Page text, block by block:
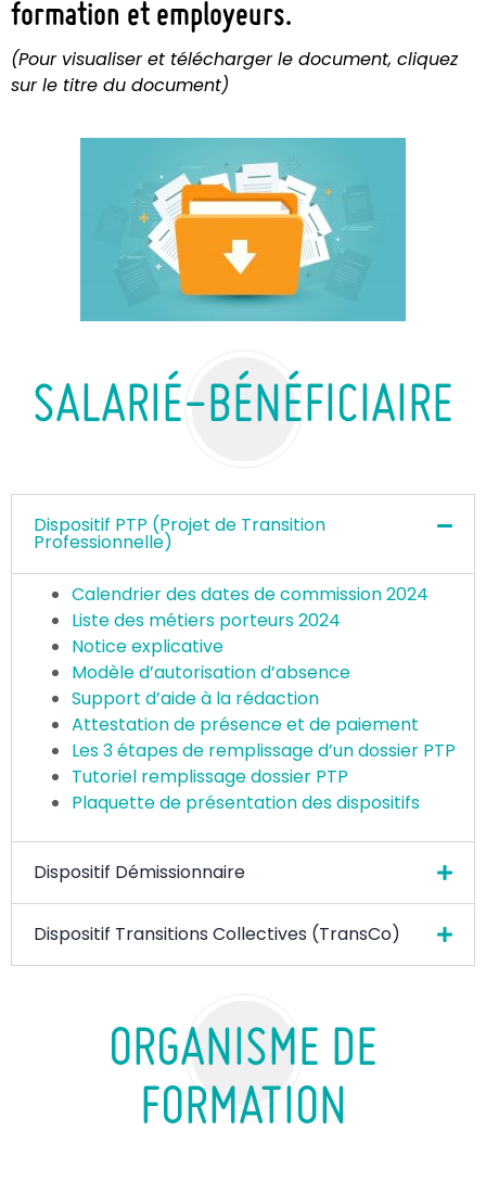
formation et employeurs.
(Pour visualiser et télécharger le document, cliquez
sur le titre du document)
SALARIÉ-BÉNÉFICIAIRE
Dispositif PTP (Projet de Transition
Professionnelle)
Calendrier des dates de commission 2024
Liste des métiers porteurs 2024
Notice explicative
Modèle d’autorisation d’absence
Support d’aide à la rédaction
Attestation de présence et de paiement
Les 3 étapes de remplissage d’un dossier PTP
Tutoriel remplissage dossier PTP
Plaquette de présentation des dispositifs
Dispositif Démissionnaire
Dispositif Transitions Collectives (TransCo)
ORGANISME DE
FORMATION